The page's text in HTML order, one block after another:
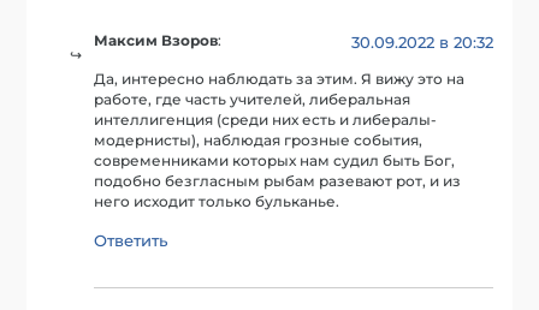
Максим Взоров: 30.09.2022 в 20:32
Да, интересно наблюдать за этим. Я вижу это на
работе, где часть учителей, либеральная
интеллигенция (среди них есть и либералы-
модернисты), наблюдая грозные события,
современниками которых нам судил быть Бог,
подобно безгласным рыбам разевают рот, и из
него исходит только бульканье.
Ответить